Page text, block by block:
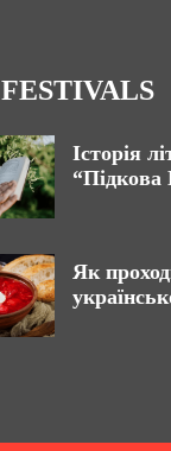
FESTIVALS
Історія
“Підкова
Як